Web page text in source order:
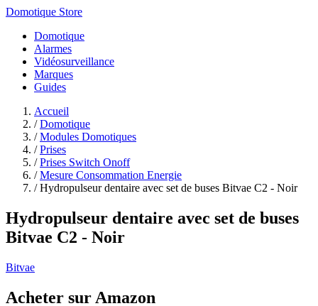
Domotique Store
Domotique
Alarmes
Vidéosurveillance
Marques
Guides
Accueil
/ Domotique
/ Modules Domotiques
/ Prises
/ Prises Switch Onoff
/ Mesure Consommation Energie
/ Hydropulseur dentaire avec set de buses Bitvae C2 - Noir
Hydropulseur dentaire avec set de buses
Bitvae C2 - Noir
Bitvae
Acheter sur Amazon